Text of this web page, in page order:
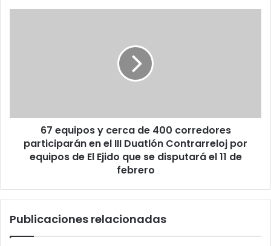
67 equipos y cerca de 400 corredores
participarán en el III Duatlón Contrarreloj por
equipos de El Ejido que se disputará el 11 de
febrero
Publicaciones relacionadas